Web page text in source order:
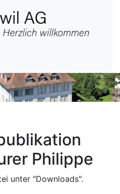
Philippe
unter "Downloads".